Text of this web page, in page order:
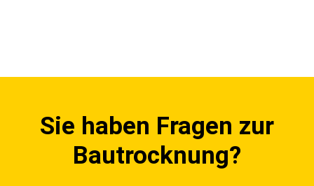
Sie haben Fragen zur
Bautrocknung?